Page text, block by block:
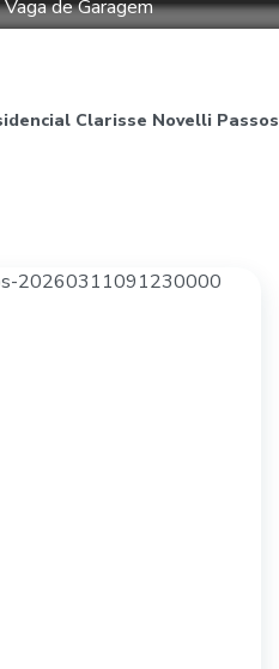
Vaga de Garagem
Clarisse Novelli Passos